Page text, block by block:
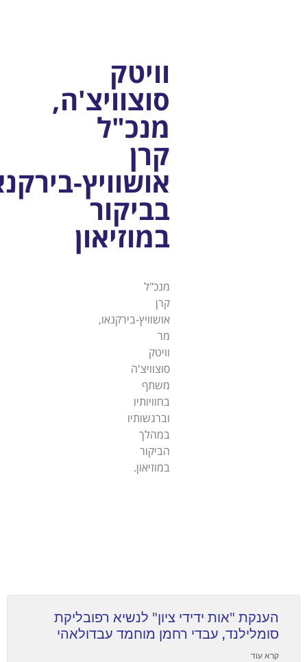
וויטק
סוצוויצ'ה,
מנכ"ל
קרן
אושוויץ-בירקנאו
בביקור
במוזיאון
מנכ"ל
אושוויץ-בירקנאו,
סוצוויצ'ה
משתף
בחוויותיו
וברגשותיו
במהלך
הביקור
במוזיאון.
הענקת "אות ידידי ציון" לנשיא רפובליקת
סומלילנד, עבדי רחמן מוחמד עבדולאהי
קרא עוד